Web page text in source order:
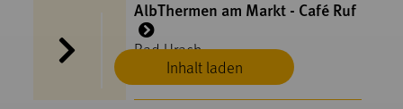
Inhalt laden
AlbThermen am Markt - Café Ruf
Bad Urach